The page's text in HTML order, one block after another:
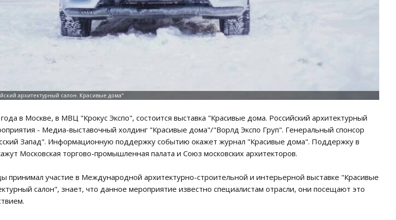
в Москве, в МВЦ "Крокус Экспо", состоится выставка "Красивые дома. Российский архитектурный
- Медиа-выставочный холдинг "Красивые дома"/"Ворлд Экспо Груп". Генеральный спонсор
Запад". Информационную поддержку событию окажет журнал "Красивые дома". Поддержку в
Московская торгово-промышленная палата и Союз московских архитекторов.
принимал участие в Международной архитектурно-строительной и интерьерной выставке "Красивые
салон", знает, что данное мероприятие известно специалистам отрасли, они посещают это